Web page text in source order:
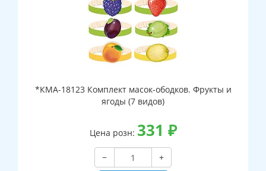
*КМА-18123 Комплект масок-ободков. Фрукты и
ягоды (7 видов)
Цена розн: 331 ₽
−
+